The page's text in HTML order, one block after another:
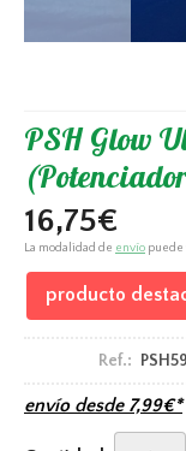
PSH Glow
16,75€
La modalidad de envío puede
producto
Ref.:
envío desde 7,99€*